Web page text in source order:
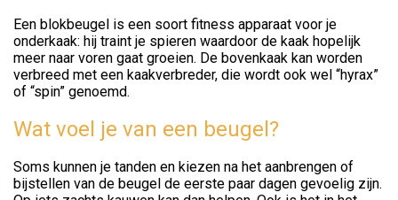
Een blokbeugel is een soort fitness apparaat voor je
onderkaak: hij traint je spieren waardoor de kaak hopelijk
meer naar voren gaat groeien. De bovenkaak kan worden
verbreed met een kaakverbreder, die wordt ook wel “hyrax”
of “spin” genoemd.
Wat voel je van een beugel?
Soms kunnen je tanden en kiezen na het aanbrengen of
bijstellen van de beugel de eerste paar dagen gevoelig zijn.